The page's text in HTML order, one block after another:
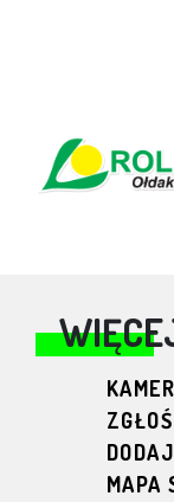
MAPA